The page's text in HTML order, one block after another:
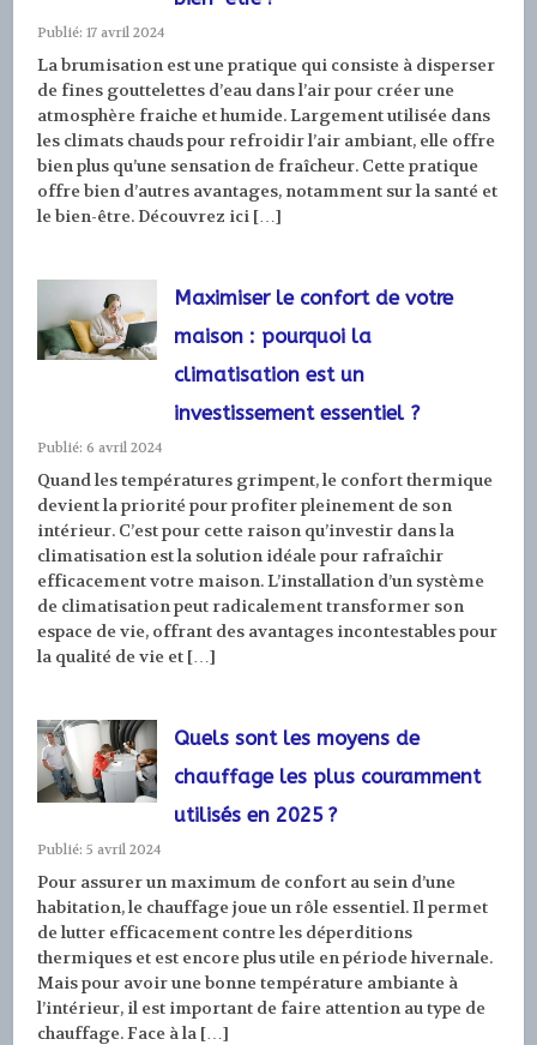
Publié: 17 avril 2024
La brumisation est une pratique qui consiste à disperser
de fines gouttelettes d’eau dans l’air pour créer une
atmosphère fraiche et humide. Largement utilisée dans
les climats chauds pour refroidir l’air ambiant, elle offre
bien plus qu’une sensation de fraîcheur. Cette pratique
offre bien d’autres avantages, notamment sur la santé et
le bien-être. Découvrez ici […]
Maximiser le confort de votre
maison : pourquoi la
climatisation est un
investissement essentiel ?
Publié: 6 avril 2024
Quand les températures grimpent, le confort thermique
devient la priorité pour profiter pleinement de son
intérieur. C’est pour cette raison qu’investir dans la
climatisation est la solution idéale pour rafraîchir
efficacement votre maison. L’installation d’un système
de climatisation peut radicalement transformer son
espace de vie, offrant des avantages incontestables pour
la qualité de vie et […]
Quels sont les moyens de
chauffage les plus couramment
utilisés en 2025 ?
Publié: 5 avril 2024
Pour assurer un maximum de confort au sein d’une
habitation, le chauffage joue un rôle essentiel. Il permet
de lutter efficacement contre les déperditions
thermiques et est encore plus utile en période hivernale.
Mais pour avoir une bonne température ambiante à
l’intérieur, il est important de faire attention au type de
chauffage. Face à la […]